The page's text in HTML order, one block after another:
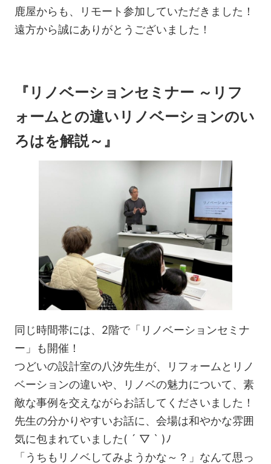
鹿屋からも、リモート参加していただきました！
遠方から誠にありがとうございました！
『リノベーションセミナー ～リフ
ォームとの違いリノベーションのい
ろはを解説～』
同じ時間帯には、2階で「リノベーションセミナ
ー」も開催！
つどいの設計室の八汐先生が、リフォームとリノ
ベーションの違いや、リノベの魅力について、素
敵な事例を交えながらお話してくださいました！
先生の分かりやすいお話に、会場は和やかな雰囲
気に包まれていました( ´ ▽ ` )ﾉ
「うちもリノベしてみようかな～？」なんて思っ